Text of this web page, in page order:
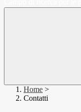
Home >
Contatti